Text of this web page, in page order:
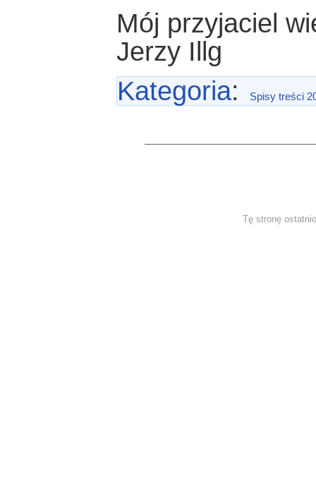
Mój przyjaciel
Jerzy Illg
Kategoria: Spisy treści
Tę stronę